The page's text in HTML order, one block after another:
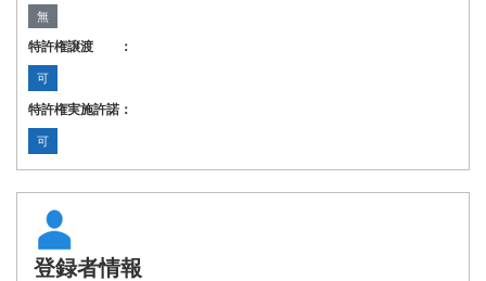
無
特許権譲渡 ：
可
特許権実施許諾：
可
登録者情報